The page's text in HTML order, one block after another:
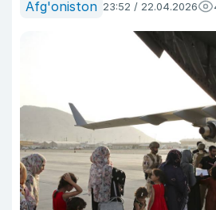
Afg'oniston 23:52 / 22.04.2026